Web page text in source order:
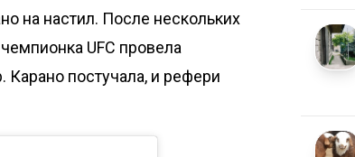
на настил. После нескольких
UFC провела
постучала, и рефери